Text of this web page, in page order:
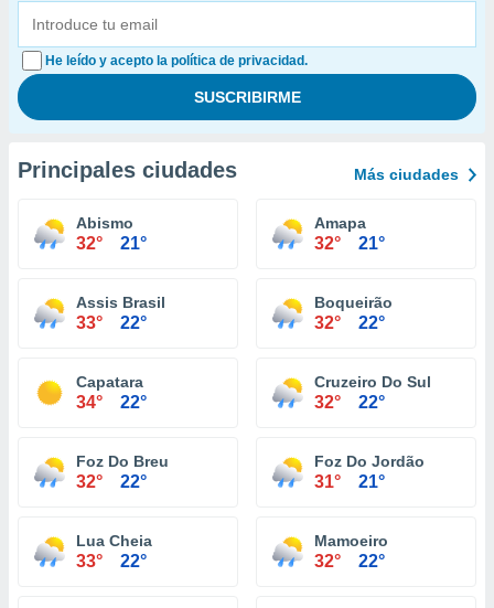
He leído y acepto la política de privacidad.
Principales ciudades Más ciudades
Abismo
32° 21°
Amapa
32° 21°
Assis Brasil
33° 22°
Boqueirão
32° 22°
Capatara
34° 22°
Cruzeiro Do Sul
32° 22°
Foz Do Breu
32° 22°
Foz Do Jordão
31° 21°
Lua Cheia
33° 22°
Mamoeiro
32° 22°